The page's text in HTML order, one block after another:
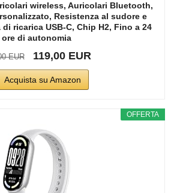
wireless, Auricolari Bluetooth,
Resistenza al sudore e
ricarica USB-C, Chip H2, Fino a 24
ore di autonomia
EUR 119,00 EUR
Acquista su Amazon
OFFERTA